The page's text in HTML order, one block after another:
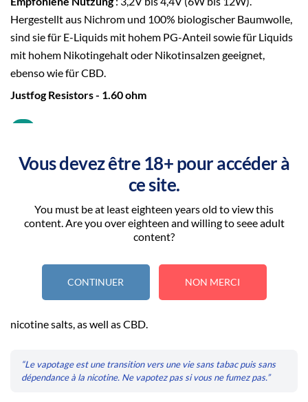
Vous devez être 18+ pour accéder à
ce site.
You must be at least eighteen years old to view this
content. Are you over eighteen and willing to seee adult
content?
CONTINUER NON MERCI
Hergestellt aus Nichrom und 100% biologischer Baumwolle,
sind sie für E-Liquids mit hohem PG-Anteil sowie für Liquids
mit hohem Nikotingehalt oder Nikotinsalzen geeignet,
ebenso wie für CBD.
Justfog Resistors - 1.60 ohm
6W 1.60Ω MTL Nichrome
Compatible with Justfog's Q16 and Q14 clearomizers,
these resistors are designed for mouth-to-lung (MTL)
Recommended use
: 3.2V to 4.4V (6W to 12W). Made from
Nichrome and 100% organic cotton, they are suitable for
nicotine salts, as well as CBD.
“Le vapotage est une transition vers une vie sans tabac puis sans
dépendance à la nicotine. Ne vapotez pas si vous ne fumez pas.”